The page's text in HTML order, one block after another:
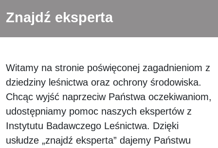
Znajdź eksperta
Witamy na stronie poświęconej zagadnieniom z
dziedziny leśnictwa oraz ochrony środowiska.
Chcąc wyjść naprzeciw Państwa oczekiwaniom,
udostępniamy pomoc naszych ekspertów z
Instytutu Badawczego Leśnictwa. Dzięki
usłudze „znajdź eksperta” dajemy Państwu